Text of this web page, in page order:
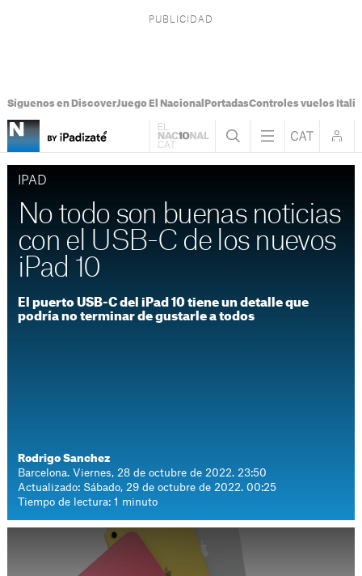
Síguenos en DiscoverJuego El Nacional PortadasControles vuelos Italia
IPAD
No todo son buenas noticias
con el USB-C de los nuevos
iPad 10
El puerto USB-C del iPad 10 tiene un detalle que
podría no terminar de gustarle a todos
Rodrigo Sanchez
Barcelona. Viernes, 28 de octubre de 2022. 23:50
Actualizado: Sábado, 29 de octubre de 2022. 00:25
Tiempo de lectura: 1 minuto